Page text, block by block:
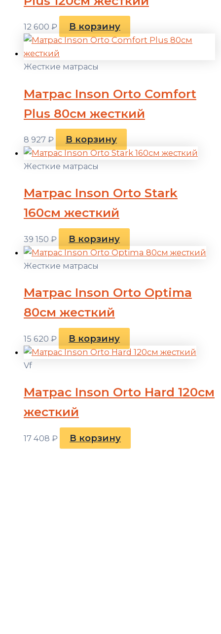
12 600 ₽ В корзину
Жесткие матрасы
Матрас Inson Orto Comfort
Plus 80см жесткий
8 927 ₽ В корзину
Жесткие матрасы
Матрас Inson Orto Stark
160см жесткий
39 150 ₽ В корзину
Жесткие матрасы
Матрас Inson Orto Optima
80см жесткий
15 620 ₽ В корзину
Vf
Матрас Inson Orto Hard 120см
жесткий
17 408 ₽ В корзину